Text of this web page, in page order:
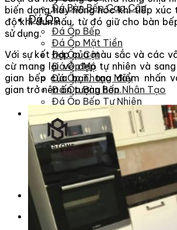
Đá Bàn Bếp Cao Cấp
Đá Ốp
Đá Ốp Bếp
Đá Ốp Mặt Tiền
Đá Ốp Cột
Đá Ốp Mộ
Đá Ốp Thang Máy
Đá Ốp Bàn Bếp Nhân Tạo
Đá Ốp Bếp Tự Nhiên
Tranh đá
Tranh Đá Granite Đối Xứng
Tranh Đá Marble Đối Xứng
Tranh Đá Sơn Thủy Xuyên
Tranh Đá Thạch Anh Đối
Tranh Đá Xuyên Sáng Onyx
Vách Tivi ỐP Đá Cao Cấp
Đá Nhân Tạo
biến dạng hay hỏng hóc khi tiếp
độ khi đun nấu, từ đó giữ cho bàn
sử dụng.
Với sự kết hợp của màu sắc và các
cừ mang lại vẻ đẹp tự nhiên và
gian bếp của bạn, tạo điểm nhấn
gian trở nên ấn tượng hơn.